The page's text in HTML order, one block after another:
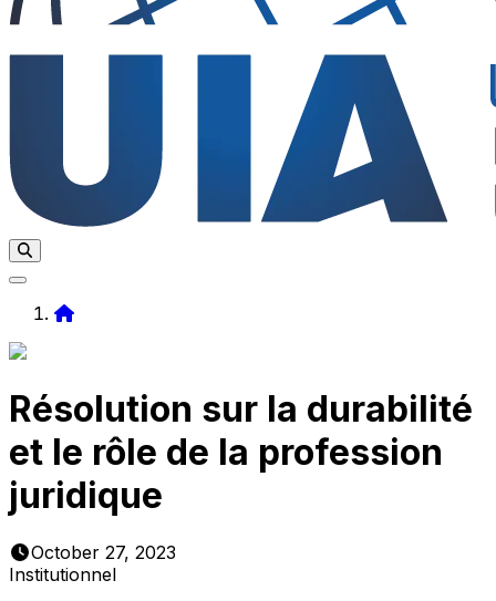
Résolution sur la durabilité
et le rôle de la profession
juridique
October 27, 2023
Institutionnel